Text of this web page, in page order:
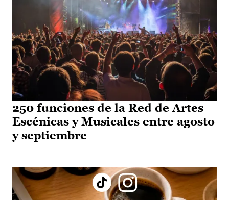
250 funciones de la Red de Artes
Escénicas y Musicales entre agosto
y septiembre